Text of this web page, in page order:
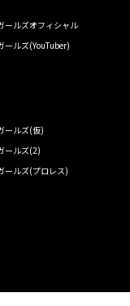
ールズオフィシャル
ールズ(YouTuber)
ールズ(仮)
ールズ(2)
ールズ(プロレス)